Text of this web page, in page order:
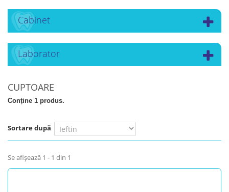
Cabinet
Laborator
CUPTOARE
Conține 1 produs.
Sortare după
Se afişează 1 - 1 din 1